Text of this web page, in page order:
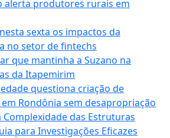
alerta produtores rurais em
sexta os impactos da
no setor de fintechs
que mantinha a Suzano na
da Itapemirim
questiona criação de
Rondônia sem desapropriação
das Estruturas
para Investigações Eficazes